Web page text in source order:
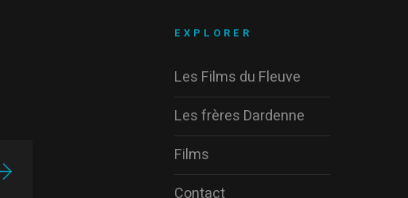
EXPLORER
Les Films du Fleuve
Les frères Dardenne
Films
Contact